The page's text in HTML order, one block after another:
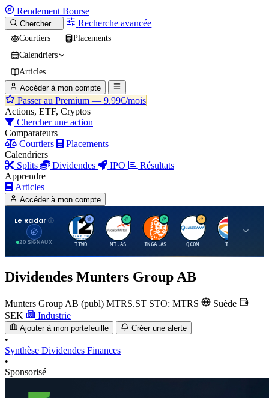
Rendement Bourse
Chercher… Recherche avancée
Courtiers
Placements
Calendriers
Articles
Accéder à mon compte
Passer au Premium — 9.99€/mois
Actions, ETF, Cryptos
Chercher une action
Comparateurs
Courtiers
Placements
Calendriers
Splits
Dividendes IPO
Résultats
Apprendre
Articles
Accéder à mon compte
Le Radar
20 SIGNAUX
T
TTWO
A
MT.AS
I
INGA.AS
Q
QCOM
T
TTE
Dividendes Munters Group AB
Munters Group AB (publ) MTRS.ST STO: MTRS
Suède
SEK
Industrie
Ajouter à mon portefeuille Créer une alerte
•
Synthèse Dividendes Finances
•
Sponsorisé